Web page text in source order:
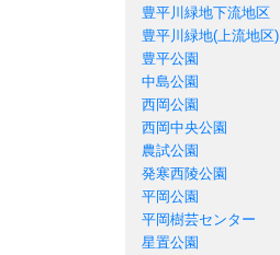
豊平川緑地下流地区
豊平川緑地(上流地区)
豊平公園
中島公園
西岡公園
西岡中央公園
農試公園
発寒西陵公園
平岡公園
平岡樹芸センター
星置公園